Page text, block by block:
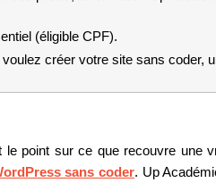
(éligible CPF).
créer votre site sans coder,
point sur ce que recouvre une
sans coder. Up